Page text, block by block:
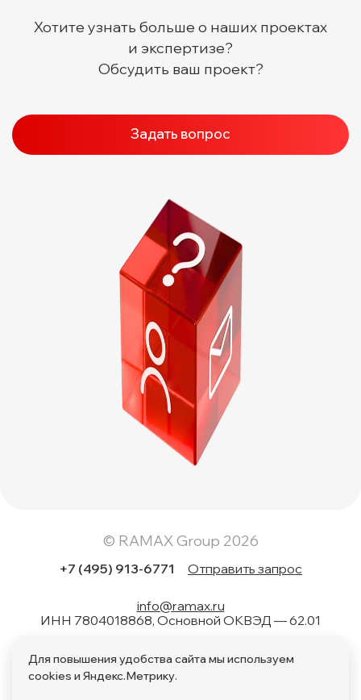
Хотите узнать больше о наших проектах
и экспертизе?
Обсудить ваш проект?
Задать вопрос
© RAMAX Group 2026
+7 (495) 913-6771 Отправить запрос
info@ramax.ru
ИНН 7804018868, Основной ОКВЭД — 62.01
1.02, 1.04, 1.05, 1.06, 1.08, 2.01, 3.01, 4.01, 11.01, 17.01, 27.01,
28.01
Для повышения удобства сайта мы используем
cookies и Яндекс.Метрику.